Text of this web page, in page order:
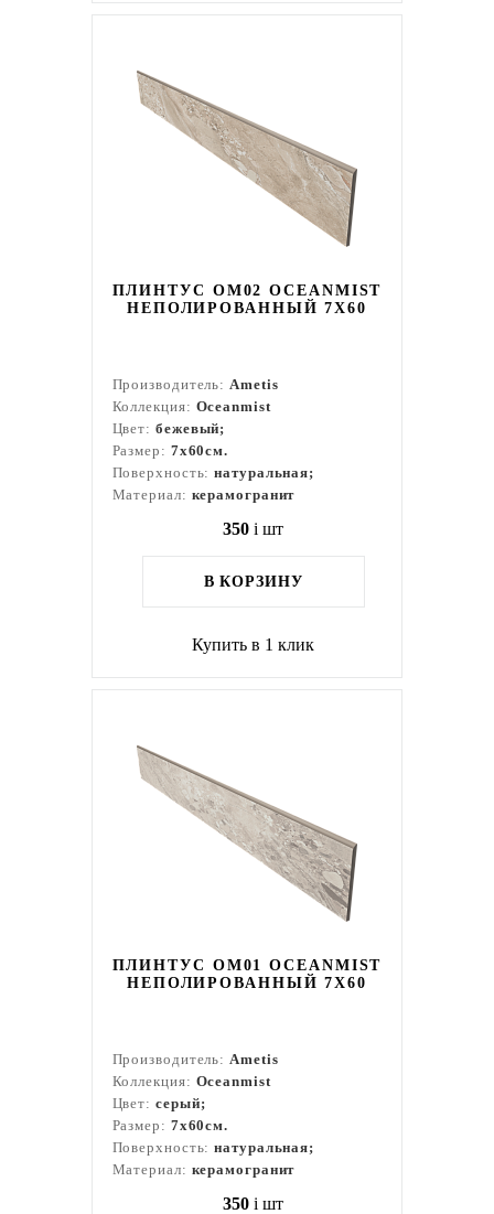
ПЛИНТУС OM02 OCEANMIST
НЕПОЛИРОВАННЫЙ 7X60
Производитель:Ametis
Коллекция: Oceanmist
Цвет: бежевый;
Размер: 7x60см.
Поверхность:натуральная;
Материал: керамогранит
350 i шт
В КОРЗИНУ
Купить в 1 клик
ПЛИНТУС OM01 OCEANMIST
НЕПОЛИРОВАННЫЙ 7X60
Производитель:Ametis
Коллекция: Oceanmist
Цвет: серый;
Размер: 7x60см.
Поверхность:натуральная;
Материал: керамогранит
350 i шт